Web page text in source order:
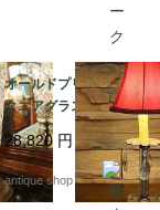
オールドプリズム ス
クエアグラスの台座
テーブルランプ【LED
球付き】
28,820 円
antique shop at's